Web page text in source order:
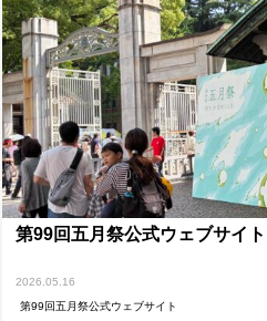
れている方は、ぜひ情報をチェッ
第99回五月祭公式ウェブサイト
2026.05.16
第99回五月祭公式ウェブサイト